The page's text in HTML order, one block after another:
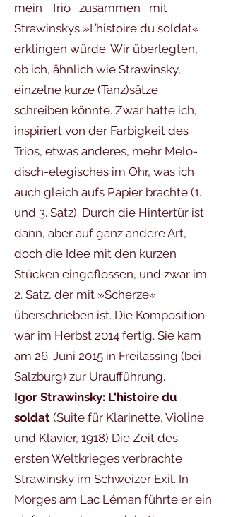
mein Trio zusammen mit
Strawinskys »L’histoire du soldat«
erklingen würde. Wir überlegten,
ob ich, ähnlich wie Strawinsky,
einzelne kurze (Tanz)sätze
schreiben könnte. Zwar hatte ich,
inspiriert von der Farbigkeit des
Trios, etwas anderes, mehr Melo-
disch-elegisches im Ohr, was ich
auch gleich aufs Papier brachte (1.
und 3. Satz). Durch die Hintertür ist
dann, aber auf ganz andere Art,
doch die Idee mit den kurzen
Stücken eingeflossen, und zwar im
2. Satz, der mit »Scherze«
überschrieben ist. Die Komposition
war im Herbst 2014 fertig. Sie kam
am 26. Juni 2015 in Freilassing (bei
Salzburg) zur Uraufführung.
Igor Strawinsky: L'histoire du
soldat (Suite für Klarinette, Violine
und Klavier, 1918) Die Zeit des
ersten Weltkrieges verbrachte
Strawinsky im Schweizer Exil. In
Morges am Lac Léman führte er ein